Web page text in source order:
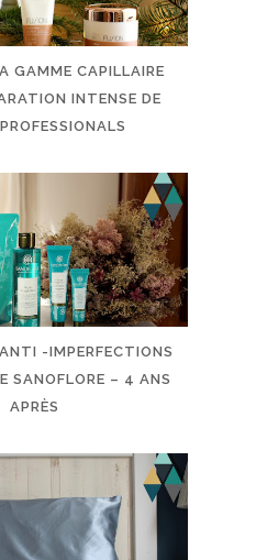
GAMME CAPILLAIRE
INTENSE DE
-IMPERFECTIONS
SANOFLORE – 4 ANS
APRÈS